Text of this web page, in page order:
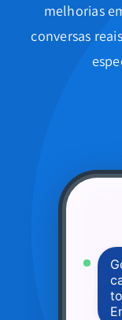
melhorias
conversas
de
de
ai-